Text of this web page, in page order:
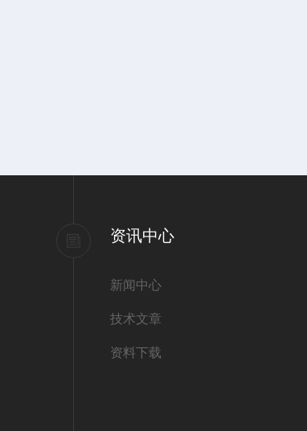
资讯中心
新闻中心
技术文章
资料下载